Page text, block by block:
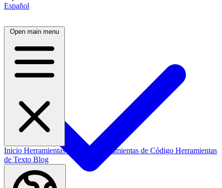
Español
Open main menu
Inicio Herramientas de Datos Herramientas de Código Herramientas
de Texto Blog